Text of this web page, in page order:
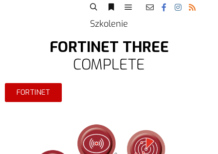
Szkolenie
FORTINET THREE
COMPLETE
FORTINET